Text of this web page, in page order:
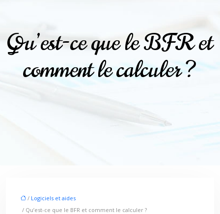
Qu’est-ce que le BFR et
comment le calculer ?
/ Logiciels et aides
/ Qu’est-ce que le BFR et comment le calculer ?